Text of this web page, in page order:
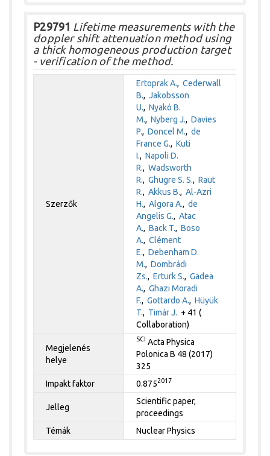
P29791 Lifetime measurements with the
doppler shift attenuation method using
a thick homogeneous production target
- verification of the method.
Szerzők
Ertoprak A.,Cederwall
B.,Jakobsson
U.,Nyakó B.
M.,Nyberg J.,Davies
P.,Doncel M.,de
France G.,Kuti
I.,Napoli D.
R.,Wadsworth
R.,Ghugre S. S.,Raut
R.,Akkus B.,Al-Azri
H.,Algora A.,de
Angelis G.,Atac
A.,Back T.,Boso
A.,Clément
E.,Debenham D.
M.,Dombrádi
Zs.,Erturk S.,Gadea
A.,Ghazi Moradi
F.,Gottardo A.,Hüyük
T., Timár J. + 41 (
Collaboration)
Megjelenés
helye
SCI Acta Physica
Polonica B 48 (2017)
325
Impakt faktor
0.8752017
Jelleg
Scientific paper,
proceedings
Témák
Nuclear Physics